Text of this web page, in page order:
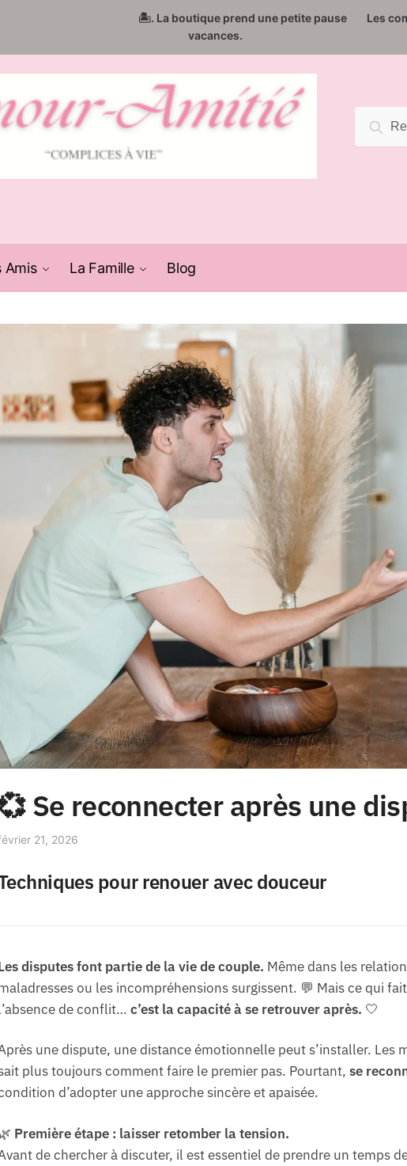
🏝️. La boutique prend une petite pause
vacances.
Les
pour :
Amis La Famille Blog
Se reconnecter après une
21, 2026
pour renouer avec douceur
disputes font partie de la vie de couple. Même dans les
ou les incompréhensions surgissent. 💬 Mais ce qui
de conflit… c’est la capacité à se retrouver après. 🤍
une dispute, une distance émotionnelle peut s’installer. Les
plus toujours comment faire le premier pas. Pourtant, se
d’adopter une approche sincère et apaisée.
Première étape : laisser retomber la tension.
de chercher à discuter, il est essentiel de prendre un temps